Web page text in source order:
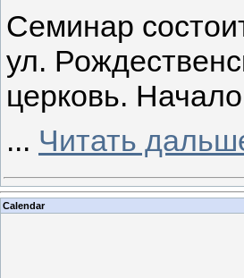
Семинар
ул.
церковь.
... Читать
Calendar